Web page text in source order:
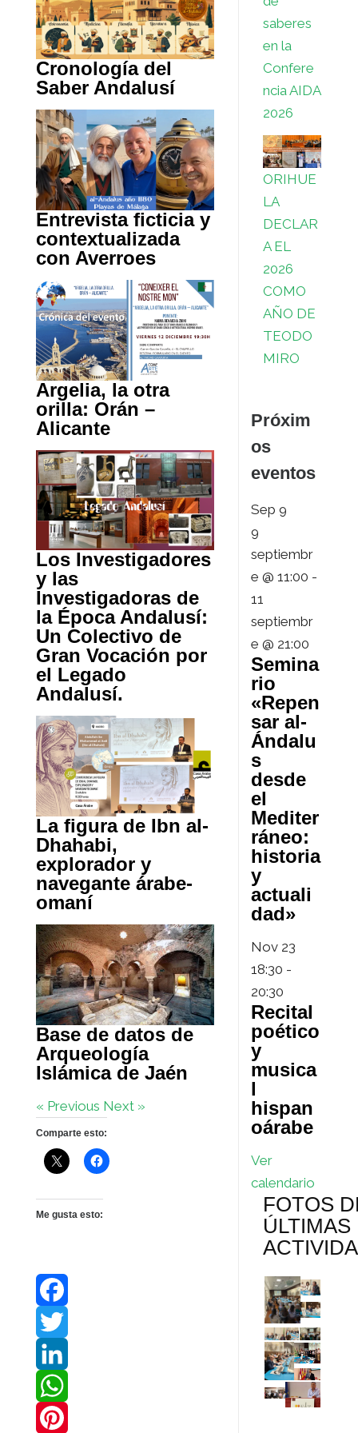
Cronología del
Saber Andalusí
Entrevista ficticia y
contextualizada
con Averroes
Argelia, la otra
orilla: Orán –
Alicante
Los Investigadores
y las
Investigadoras de
la Época Andalusí:
Un Colectivo de
Gran Vocación por
el Legado
Andalusí.
La figura de Ibn al-
Dhahabi,
explorador y
navegante árabe-
omaní
Base de datos de
Arqueología
Islámica de Jaén
« Previous Next »
Comparte esto:
Me gusta esto:
F
a
c
e
T
w
L
W
saberes
en la
Confere
ncia AIDA
2026
ORIHUE
LA
DECLAR
A EL
2026
COMO
AÑO DE
TEODO
MIRO
Próxim
os
eventos
Sep9
9
septiembr
e @ 11:00 -
11
septiembr
e @ 21:00
Semina
rio
«Repen
sar al-
Ándalu
s
desde
el
Mediter
ráneo:
historia
y
actuali
dad»
Nov 23
18:30 -
20:30
Recital
poético
y
musica
l
hispan
oárabe
Ver
calendario
FOTOS
ÚLTIMAS